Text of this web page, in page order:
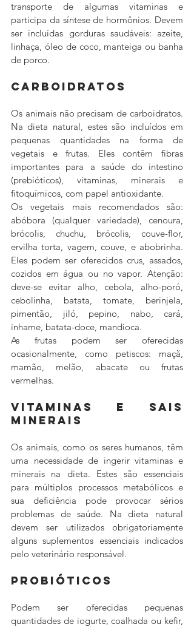
transporte de algumas vitaminas e
participa da síntese de hormônios. Devem
ser incluídas gorduras saudáveis: azeite,
linhaça, óleo de coco, manteiga ou banha
de porco.
Carboidratos
Os animais não precisam de carboidratos.
Na dieta natural, estes são incluídos em
pequenas quantidades na forma de
vegetais e frutas. Eles contêm fibras
importantes para a saúde do intestino
(prebióticos), vitaminas, minerais e
fitoquímicos, com papel antioxidante.
Os vegetais mais recomendados são:
abóbora (qualquer variedade), cenoura,
brócolis, chuchu, brócolis, couve-flor,
ervilha torta, vagem, couve, e abobrinha.
Eles podem ser oferecidos crus, assados,
cozidos em água ou no vapor. Atenção:
deve-se evitar alho, cebola, alho-poró,
cebolinha, batata, tomate, berinjela,
pimentão, jiló, pepino, nabo, cará,
inhame, batata-doce, mandioca.
As frutas podem ser oferecidas
ocasionalmente, como petiscos: maçã,
mamão, melão, abacate ou frutas
vermelhas.
Vitaminas e sais
minerais
Os animais, como os seres humanos, têm
uma necessidade de ingerir vitaminas e
minerais na dieta. Estes são essenciais
para múltiplos processos metabólicos e
sua deficiência pode provocar sérios
problemas de saúde. Na dieta natural
devem ser utilizados obrigatoriamente
alguns suplementos essenciais indicados
pelo veterinário responsável.
Probióticos
Podem ser oferecidas pequenas
quantidades de iogurte, coalhada ou kefir,